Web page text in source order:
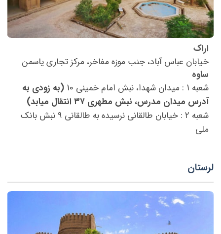
اراک
خیابان عباس آباد، جنب موزه مفاخر، مرکز تجاری یاسمن
ساوه
شعبه 1 : میدان شهدا، نبش امام خمینی 10
(به زودی به
آدرس میدان مدرس، نبش مطهری ۳۷ انتقال میابد)
شعبه 2 : خیابان طالقانی نرسیده به طالقانی ۹ نبش بانک
ملي
لرستان